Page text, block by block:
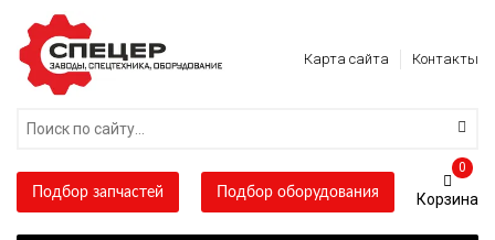
Карта сайта Контакты
Подбор запчастей Подбор оборудования
0